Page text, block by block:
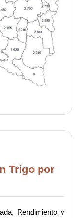
Trigo por
Rendimiento y